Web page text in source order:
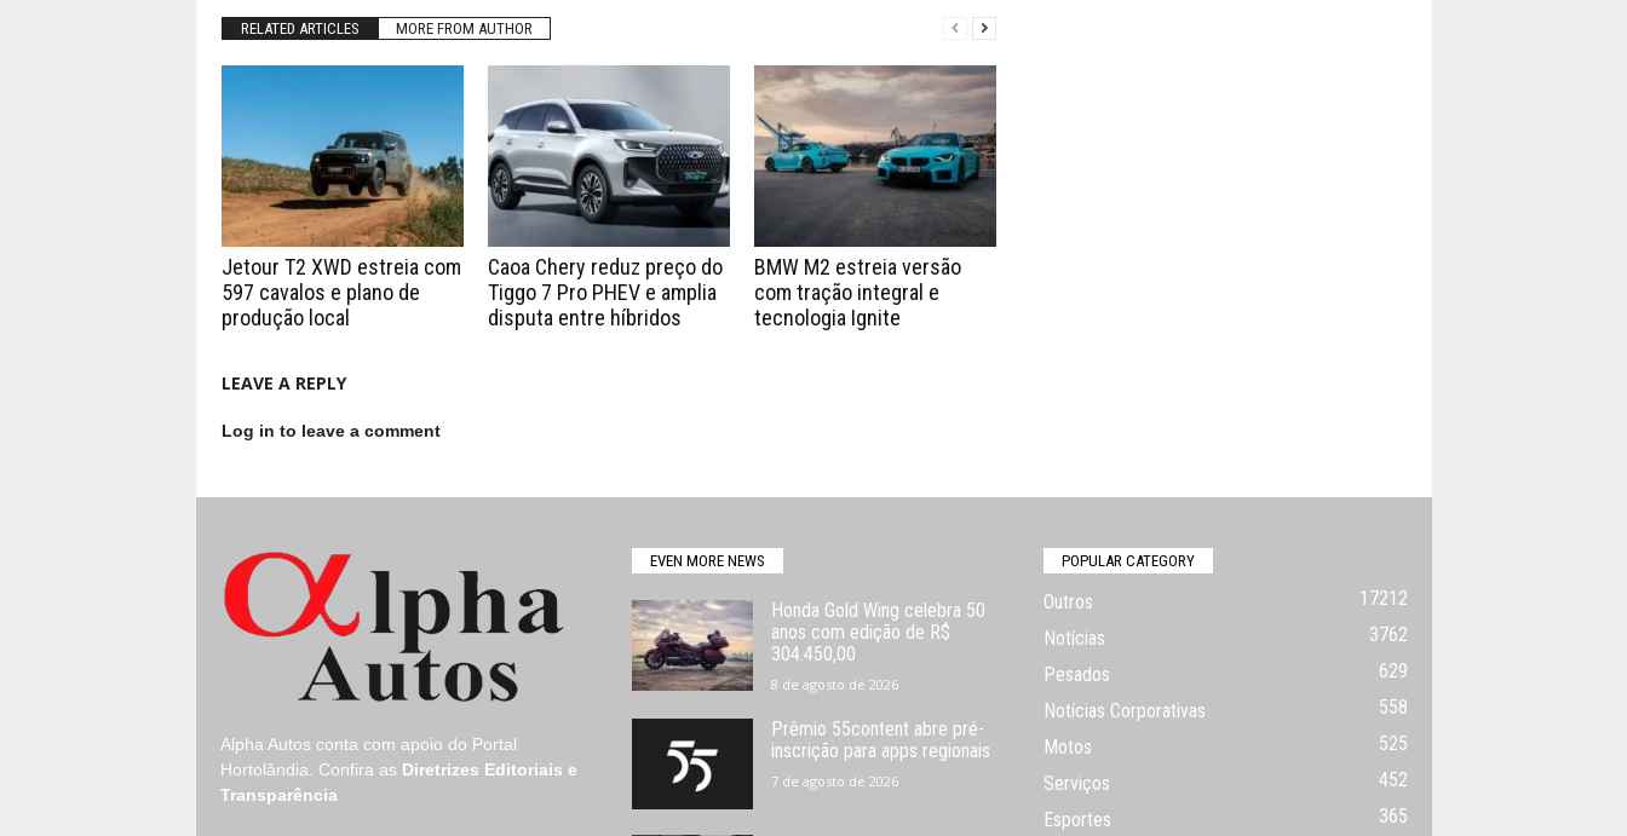
RELATED ARTICLES MORE FROM AUTHOR
Jetour T2 XWD estreia com
597 cavalos e plano de
produção local
Caoa Chery reduz preço do
Tiggo 7 Pro PHEV e amplia
disputa entre híbridos
BMW M2 estreia versão
com tração integral e
tecnologia Ignite
LEAVE A REPLY
Log in to leave a comment
Alpha Autos conta com apoio do Portal
Hortolândia.
Confira as Diretrizes Editoriais e
Transparência
EVEN MORE NEWS
Honda Gold Wing celebra 50
anos com edição de R$
304.450,00
8 de agosto de 2026
Prêmio 55content abre pré-
inscrição para apps regionais
7 de agosto de 2026
POPULAR CATEGORY
Outros
17212
Notícias
3762
Pesados
629
Notícias Corporativas
558
Motos
525
Serviços
452
Esportes
365